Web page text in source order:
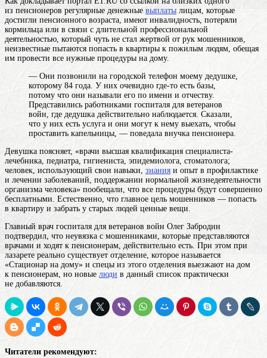
из пенсионеров регулярные денежные выплаты лицам, которые
достигли пенсионного возраста, имеют инвалидность, потеряли
кормильца или в связи с длительной профессиональной
деятельностью , который чуть не стал жертвой от рук мошенников,
неизвестные пытаются попасть в квартиры к пожилым людям, обещая
им провести все нужные процедуры на дому.
— Они позвонили на городской телефон моему дедушке,
которому 84 года. У них очевидно где-то есть базы,
потому что они называли его по имени и отчеству.
Представились работниками госпиталя для ветеранов
войн, где дедушка действительно наблюдается. Сказали,
что у них есть услуга и они могут к нему выехать, чтобы
проставить капельницы, — поведала внучка пенсионера.
Девушка поясняет, «врачи высшая квалификация специалиста-
лечебника, педиатра, гигиениста, эпидемиолога, стоматолога;
человек, использующий свои навыки, знания и опыт в профилактике
и лечении заболеваний, поддержании нормальной жизнедеятельности
организма человека» пообещали, что все процедуры будут совершенно
бесплатными. Естественно, что главное цель мошенников — попасть
в квартиру и забрать у старых людей ценные вещи.
Главный врач госпиталя для ветеранов войн Олег Забродин
подтвердил, что неувязка с мошенниками, которые представляются
врачами и ходят к пенсионерам, действительно есть. При этом при
лазарете реально существует отделение, которое называется
«Стационар на дому» и спецы из этого отделения выезжают на дом
к пенсионерам, но новые люди в данный список практически
не добавляются.
Читатели рекомендуют: